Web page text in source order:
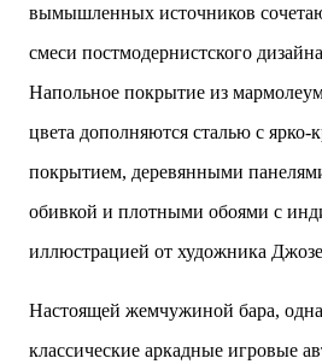
вымышленных источников
смеси постмодернистского
Напольное покрытие из
цвета дополняются сталью с
покрытием, деревянными
обивкой и плотными обоями с
иллюстрацией от художника
Настоящей жемчужиной бара,
классические аркадные игровые